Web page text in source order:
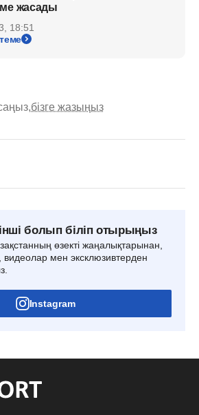
жасады
18:51
бізге жазыңыз
болып біліп отырыңыз
өзекті жаңалықтарынан,
видеолар мен эксклюзивтерден
Instagram